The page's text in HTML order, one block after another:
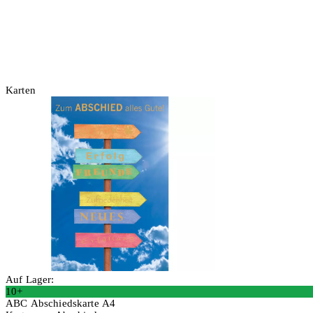
Karten
Auf Lager:
10+
ABC Abschiedskarte A4